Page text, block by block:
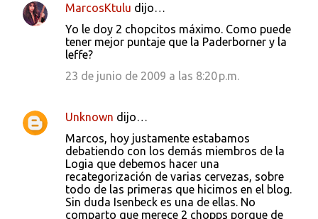
MarcosKtulu dijo…
Yo le doy 2 chopcitos máximo. Como puede
tener mejor puntaje que la Paderborner y la
leffe?
23 de junio de 2009 a las 8:20 p.m.
Unknown dijo…
Marcos, hoy justamente estabamos
debatiendo con los demás miembros de la
Logia que debemos hacer una
recategorización de varias cervezas, sobre
todo de las primeras que hicimos en el blog.
Sin duda Isenbeck es una de ellas. No
comparto que merece 2 chopps porque de